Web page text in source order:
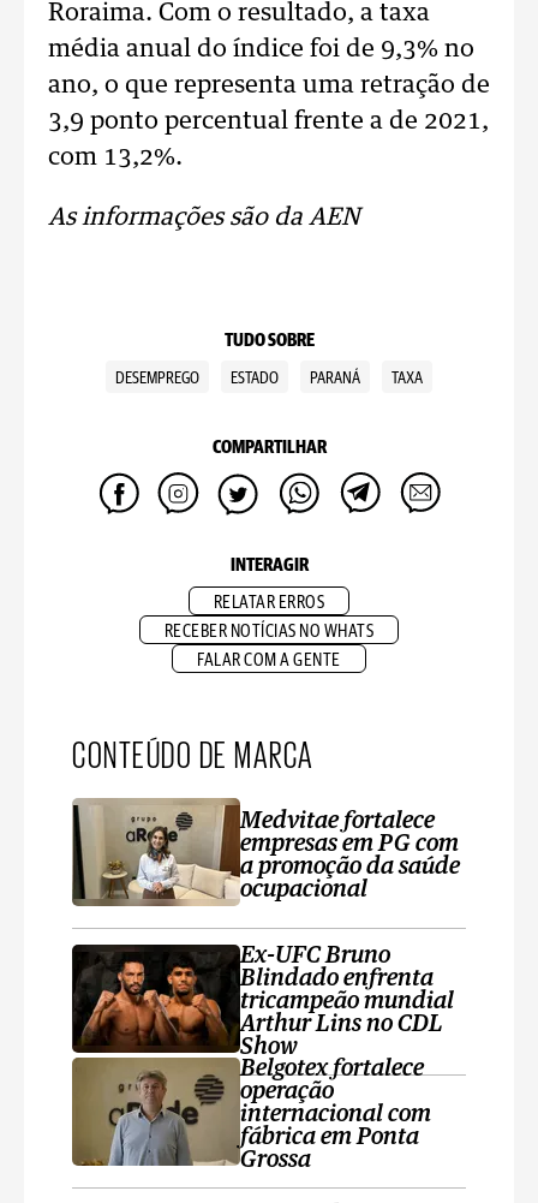
Roraima. Com o resultado, a taxa
média anual do índice foi de 9,3% no
ano, o que representa uma retração de
3,9 ponto percentual frente a de 2021,
com 13,2%.
As informações são da AEN
TUDO SOBRE
DESEMPREGO ESTADO PARANÁ TAXA
COMPARTILHAR
INTERAGIR
RELATAR ERROS
RECEBER NOTÍCIAS NO WHATS
FALAR COM A GENTE
CONTEÚDO DE MARCA
Medvitae fortalece
empresas em PG com
a promoção da saúde
ocupacional
Ex-UFC Bruno
Blindado enfrenta
tricampeão mundial
Arthur Lins no CDL
Show
Belgotex fortalece
operação
internacional com
fábrica em Ponta
Grossa